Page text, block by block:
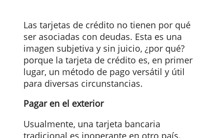
23/01/2020
Las tarjetas de crédito no tienen por qué
ser asociadas con deudas. Esta es una
imagen subjetiva y sin juicio, ¿por qué?
porque la tarjeta de crédito es, en primer
lugar, un método de pago versátil y útil
para diversas circunstancias.